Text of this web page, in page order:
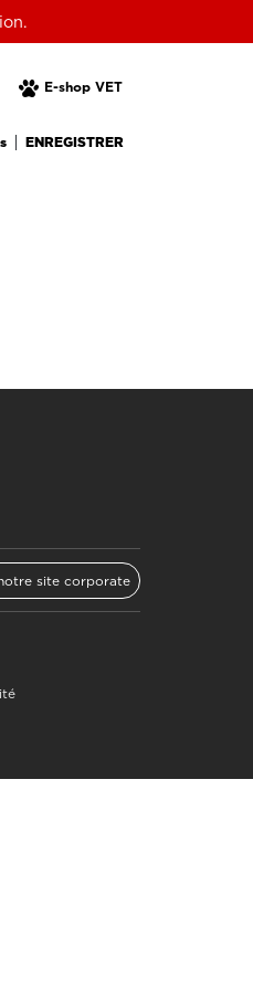
E-shop VET
ENREGISTRER
site corporate